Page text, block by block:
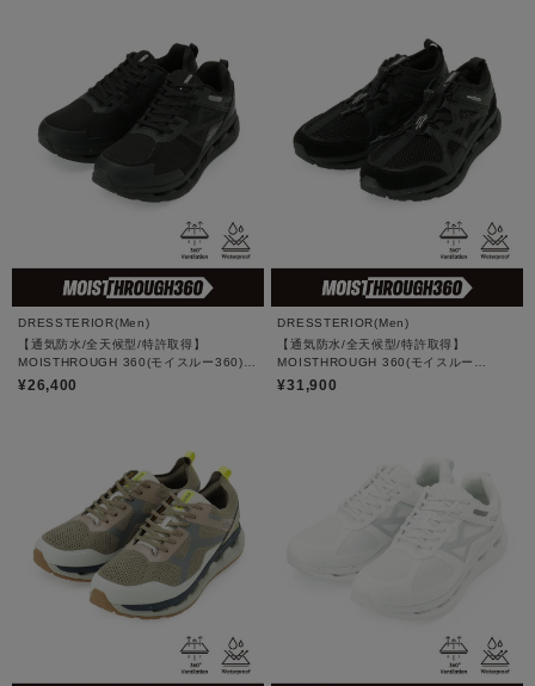
DRESSTERIOR(Men)
【通気防水/全天候型/特許取得】
MOISTHROUGH 360(モイスルー360)
VENTIRIS｜スニーカー
¥26,400
DRESSTERIOR(Men)
【通気防水/全天候型/特許取得】
MOISTHROUGH 360(モイスルー
360)CAICIAS｜スニーカー
¥31,900